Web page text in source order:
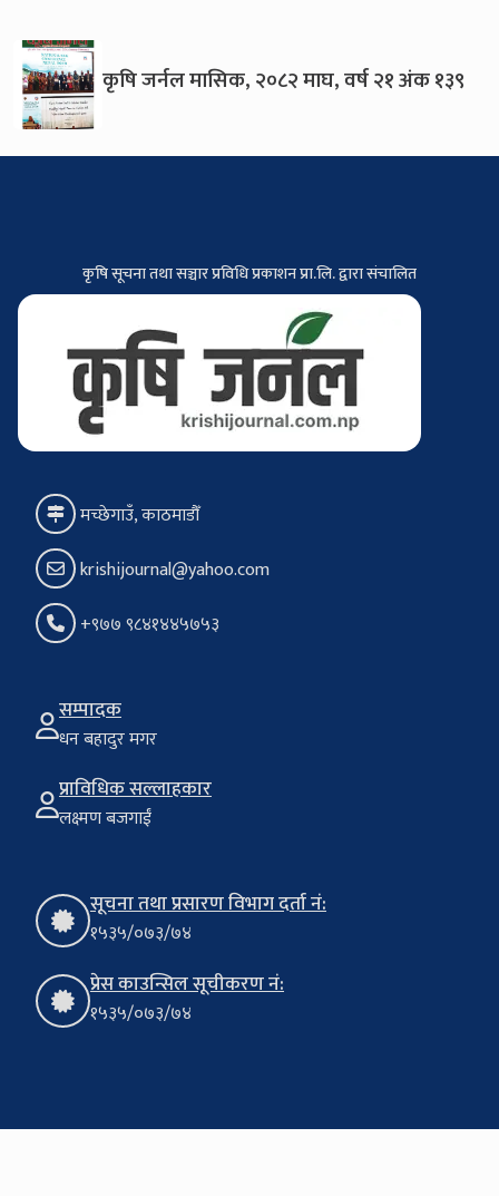
कृषि जर्नल मासिक, २०८२ माघ, वर्ष २१ अंक १३९
कृषि सूचना तथा सञ्चार प्रविधि प्रकाशन प्रा.लि. द्वारा संचालित
मच्छेगाउँ, काठमाडौँ
krishijournal@yahoo.com
+९७७ ९८४१४४५७५३
सम्पादक
धन बहादुर मगर
प्राविधिक सल्लाहकार
लक्ष्मण बजगाईं
सूचना तथा प्रसारण विभाग दर्ता नं:
१५३५/०७३/७४
प्रेस काउन्सिल सूचीकरण नं:
१५३५/०७३/७४